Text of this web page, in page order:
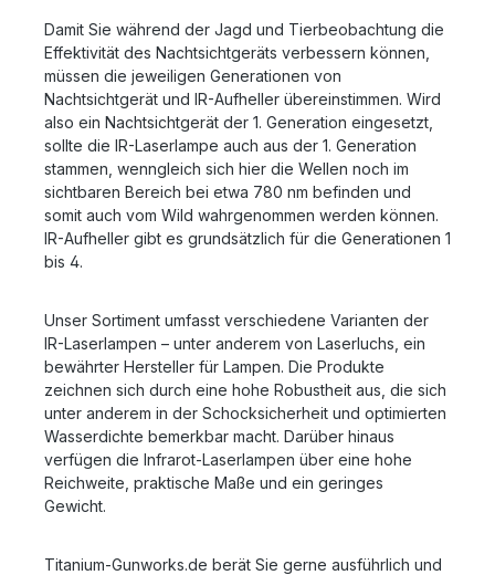
Damit Sie während der Jagd und Tierbeobachtung die
Effektivität des Nachtsichtgeräts verbessern können,
müssen die jeweiligen Generationen von
Nachtsichtgerät und IR-Aufheller übereinstimmen. Wird
also ein Nachtsichtgerät der 1. Generation eingesetzt,
sollte die IR-Laserlampe auch aus der 1. Generation
stammen, wenngleich sich hier die Wellen noch im
sichtbaren Bereich bei etwa 780 nm befinden und
somit auch vom Wild wahrgenommen werden können.
IR-Aufheller gibt es grundsätzlich für die Generationen 1
bis 4.
Unser Sortiment umfasst verschiedene Varianten der
IR-Laserlampen – unter anderem von Laserluchs, ein
bewährter Hersteller für Lampen. Die Produkte
zeichnen sich durch eine hohe Robustheit aus, die sich
unter anderem in der Schocksicherheit und optimierten
Wasserdichte bemerkbar macht. Darüber hinaus
verfügen die Infrarot-Laserlampen über eine hohe
Reichweite, praktische Maße und ein geringes
Gewicht.
Titanium-Gunworks.de berät Sie gerne ausführlich und